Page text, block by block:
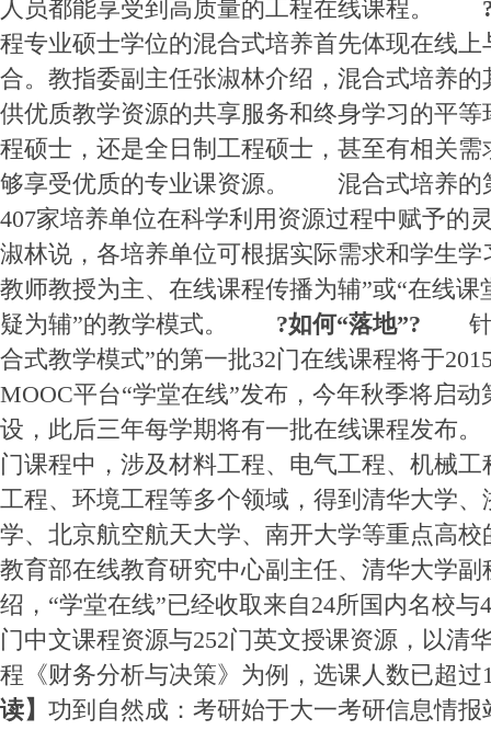
人员都能享受到高质量的工程在线课程。
程专业硕士学位的混合式培养首先体现在线
合。教指委副主任张淑林介绍，混合式培养
供优质教学资源的共享服务和终身学习的平
程硕士，还是全日制工程硕士，甚至有相关
够享受优质的专业课资源。 混合式培养的
407家培养单位在科学利用资源过程中赋予的
淑林说，各培养单位可根据实际需求和学生学
教师教授为主、在线课程传播为辅”或“在线
疑为辅”的教学模式。 ?如何“落地”? 针
合式教学模式”的第一批32门在线课程将于
MOOC平台“学堂在线”发布，今年秋季将启
设，此后三年每学期将有一批在线课程发
门课程中，涉及材料工程、电气工程、机械
工程、环境工程等多个领域，得到清华大学
学、北京航空航天大学、南开大学等重点
教育部在线教育研究中心副主任、清华大学副
绍，“学堂在线”已经收取来自24所国内名校与
门中文课程资源与252门英文授课资源，以清
程《财务分析与决策》为例，选课人数已超过
读】 功到自然成：考研始于大一考研信息情